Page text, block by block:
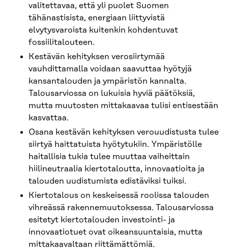
valitettavaa, että yli puolet Suomen
tähänastisista, energiaan liittyvistä
elvytysvaroista kuitenkin kohdentuvat
fossiilitalouteen.
Kestävän kehityksen verosiirtymää
vauhdittamalla voidaan saavuttaa hyötyjä
kansantalouden ja ympäristön kannalta.
Talousarviossa on lukuisia hyviä päätöksiä,
mutta muutosten mittakaavaa tulisi entisestään
kasvattaa.
Osana kestävän kehityksen verouudistusta tulee
siirtyä haittatuista hyötytukiin. Ympäristölle
haitallisia tukia tulee muuttaa vaiheittain
hiilineutraalia kiertotaloutta, innovaatioita ja
talouden uudistumista edistäviksi tuiksi.
Kiertotalous on keskeisessä roolissa talouden
vihreässä rakennemuutoksessa. Talousarviossa
esitetyt kiertotalouden investointi- ja
innovaatiotuet ovat oikeansuuntaisia, mutta
mittakaavaltaan riittämättömiä.